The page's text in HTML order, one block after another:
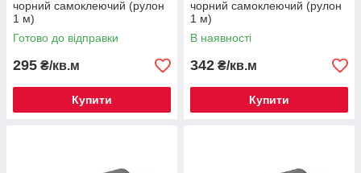
чорний самоклеючий (рулон
1 м)
Готово до відправки
295 ₴/кв.м
Купити
чорний самоклеючий (рулон
1 м)
В наявності
342 ₴/кв.м
Купити